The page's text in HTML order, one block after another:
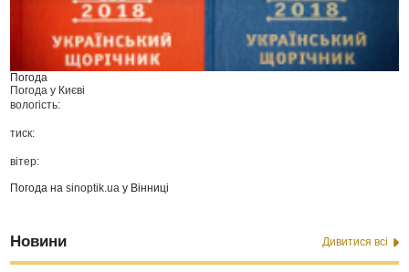
Погода
Погода у Києві
вологість:
тиск:
вітер:
Погода наsinoptik.ua у Вінниці
Новини Дивитися всі